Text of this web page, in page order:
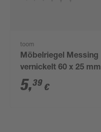
toom
Möbelriegel Messing
vernickelt 60 x 25 mm
5,39 €